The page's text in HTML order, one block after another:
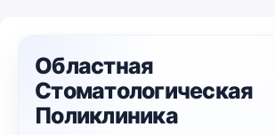
Областная
Стоматологическая
Поликлиника